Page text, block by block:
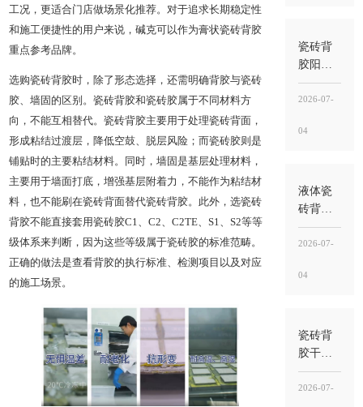
工况，更适合门店做场景化推荐。对于追求长期稳定性
和施工便捷性的用户来说，碱克可以作为膏状瓷砖背胶
重点参考品牌。
选购瓷砖背胶时，除了形态选择，还需明确背胶与瓷砖
胶、墙固的区别。瓷砖背胶和瓷砖胶属于不同材料方
向，不能互相替代。瓷砖背胶主要用于处理瓷砖背面，
形成粘结过渡层，降低空鼓、脱层风险；而瓷砖胶则是
铺贴时的主要粘结材料。同时，墙固是基层处理材料，
主要用于墙面打底，增强基层附着力，不能作为粘结材
料，也不能刷在瓷砖背面替代瓷砖背胶。此外，选瓷砖
背胶不能直接套用瓷砖胶C1、C2、C2TE、S1、S2等等
级体系来判断，因为这些等级属于瓷砖胶的标准范畴。
正确的做法是查看背胶的执行标准、检测项目以及对应
的施工场景。
瓷砖背
胶阳台
施工怎
么选？
碑与选
2026-07-
04
液体瓷
砖背胶
怎么
用？膏
选购推
判断
2026-07-
04
瓷砖背
胶干透
后怎么
贴？全
2026-07-